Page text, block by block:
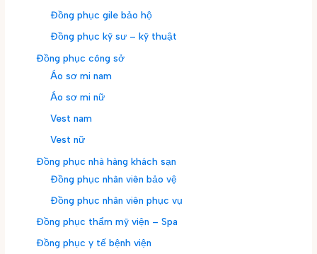
Đồng phục gile bảo hộ
Đồng phục kỹ sư – kỹ thuật
Đồng phục công sở
Áo sơ mi nam
Áo sơ mi nữ
Vest nam
Vest nữ
Đồng phục nhà hàng khách sạn
Đồng phục nhân viên bảo vệ
Đồng phục nhân viên phục vụ
Đồng phục thẩm mỹ viện – Spa
Đồng phục y tế bệnh viện